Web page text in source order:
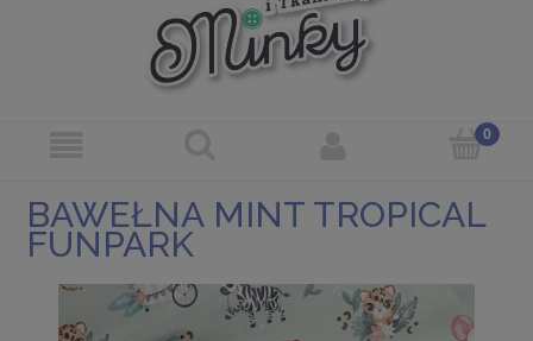
BAWEŁNA MINT TROPICAL
FUNPARK